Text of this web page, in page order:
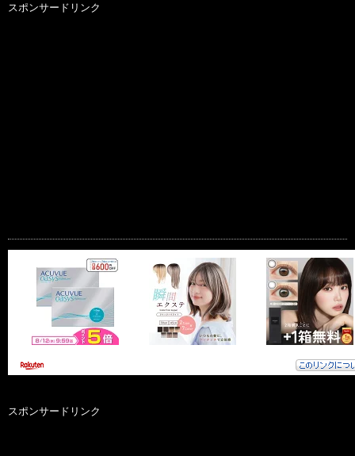
スポンサードリンク
スポンサードリンク